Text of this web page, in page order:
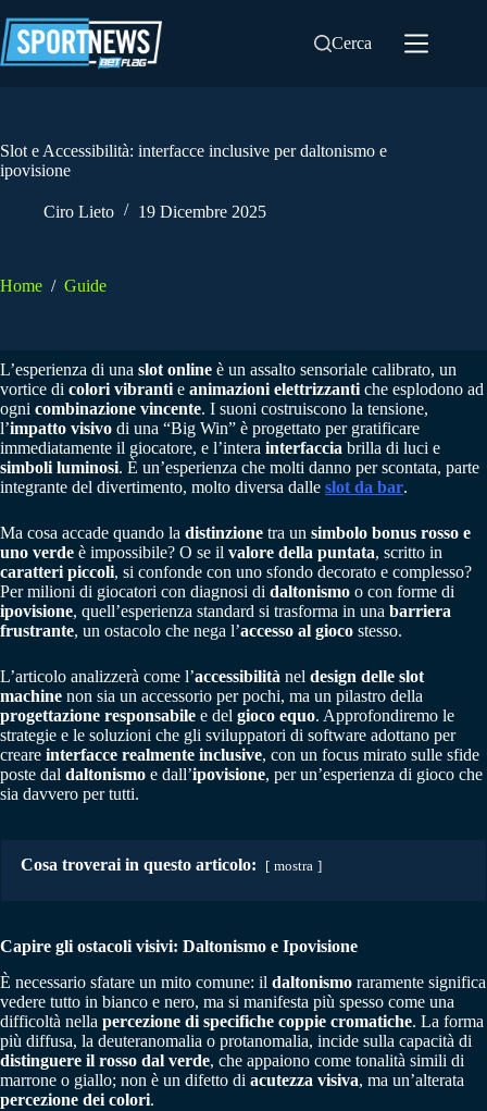
al
contenuto
Cerca
Slot e Accessibilità: interfacce inclusive per daltonismo e
ipovisione
Ciro Lieto 19 Dicembre 2025
Home / Guide
L’esperienza di una slot online è un assalto sensoriale calibrato, un
vortice di colori vibranti e animazioni elettrizzanti che esplodono ad
ogni combinazione vincente. I suoni costruiscono la tensione,
l’impatto visivo di una “Big Win” è progettato per gratificare
immediatamente il giocatore, e l’intera interfaccia brilla di luci e
simboli luminosi. È un’esperienza che molti danno per scontata, parte
integrante del divertimento, molto diversa dalle slot da bar.
Ma cosa accade quando la distinzione tra un simbolo bonus rosso e
uno verde è impossibile? O se il valore della puntata, scritto in
caratteri piccoli, si confonde con uno sfondo decorato e complesso?
Per milioni di giocatori con diagnosi di daltonismo o con forme di
ipovisione, quell’esperienza standard si trasforma in una barriera
frustrante, un ostacolo che nega l’accesso al gioco stesso.
L’articolo analizzerà come l’accessibilità nel design delle slot
machine non sia un accessorio per pochi, ma un pilastro della
progettazione responsabile e del gioco equo. Approfondiremo le
strategie e le soluzioni che gli sviluppatori di software adottano per
creare interfacce realmente inclusive, con un focus mirato sulle sfide
poste dal daltonismo e dall’ipovisione, per un’esperienza di gioco che
sia davvero per tutti.
Cosa troverai in questo articolo: mostra
Capire gli ostacoli visivi: Daltonismo e Ipovisione
È necessario sfatare un mito comune: il daltonismo raramente significa
vedere tutto in bianco e nero, ma si manifesta più spesso come una
difficoltà nella percezione di specifiche coppie cromatiche. La forma
più diffusa, la deuteranomalia o protanomalia, incide sulla capacità di
distinguere il rosso dal verde, che appaiono come tonalità simili di
marrone o giallo; non è un difetto di acutezza visiva, ma un’alterata
percezione dei colori.